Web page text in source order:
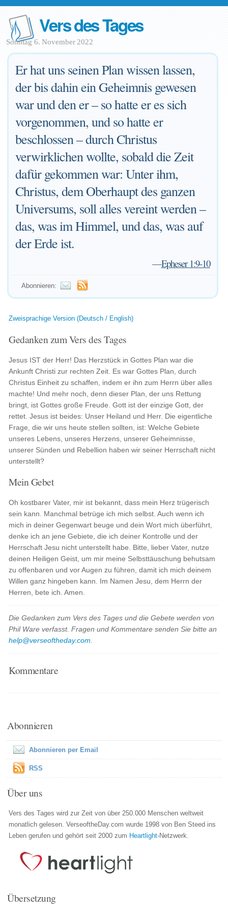
Vers des Tages
Sonntag 6. November 2022
Er hat uns seinen Plan wissen lassen,
der bis dahin ein Geheimnis gewesen
war und den er – so hatte er es sich
vorgenommen, und so hatte er
beschlossen – durch Christus
verwirklichen wollte, sobald die Zeit
dafür gekommen war: Unter ihm,
Christus, dem Oberhaupt des ganzen
Universums, soll alles vereint werden –
das, was im Himmel, und das, was auf
der Erde ist.
—Epheser 1:9-10
Abonnieren:
Zweisprachige Version (Deutsch / English)
Gedanken zum Vers des Tages
Jesus IST der Herr! Das Herzstück in Gottes Plan war die
Ankunft Christi zur rechten Zeit. Es war Gottes Plan, durch
Christus Einheit zu schaffen, indem er ihn zum Herrn über alles
machte! Und mehr noch, denn dieser Plan, der uns Rettung
bringt, ist Gottes große Freude. Gott ist der einzige Gott, der
rettet. Jesus ist beides: Unser Heiland und Herr. Die eigentliche
Frage, die wir uns heute stellen sollten, ist: Welche Gebiete
unseres Lebens, unseres Herzens, unserer Geheimnisse,
unserer Sünden und Rebellion haben wir seiner Herrschaft nicht
unterstellt?
Mein Gebet
Oh kostbarer Vater, mir ist bekannt, dass mein Herz trügerisch
sein kann. Manchmal betrüge ich mich selbst. Auch wenn ich
mich in deiner Gegenwart beuge und dein Wort mich überführt,
denke ich an jene Gebiete, die ich deiner Kontrolle und der
Herrschaft Jesu nicht unterstellt habe. Bitte, lieber Vater, nutze
deinen Heiligen Geist, um mir meine Selbsttäuschung behutsam
zu offenbaren und vor Augen zu führen, damit ich mich deinem
Willen ganz hingeben kann. Im Namen Jesu, dem Herrn der
Herren, bete ich. Amen.
Die Gedanken zum Vers des Tages und die Gebete werden von
Phil Ware verfasst. Fragen und Kommentare senden Sie bitte an
help@verseoftheday.com
Kommentare
Abonnieren
Abonnieren per Email
RSS
Über uns
Vers des Tages wird zur Zeit von über 250.000 Menschen weltweit
monatlich gelesen. VerseoftheDay.com wurde 1998 von Ben Steed ins
Leben gerufen und gehört seit 2000 zum Heartlight-Netzwerk.
Übersetzung